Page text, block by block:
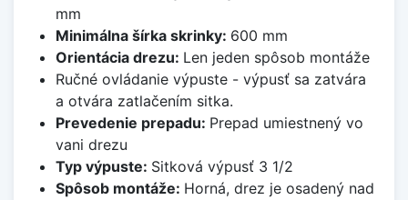
mm
Minimálna šírka skrinky: 600 mm
Orientácia drezu: Len jeden spôsob montáže
Ručné ovládanie výpuste - výpusť sa zatvára
a otvára zatlačením sitka.
Prevedenie prepadu: Prepad umiestnený vo
vani drezu
Typ výpuste: Sitková výpusť 3 1/2
Spôsob montáže: Horná, drez je osadený nad